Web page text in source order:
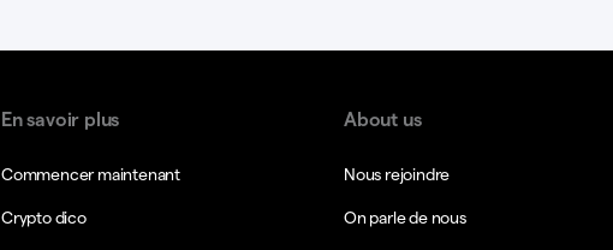
En savoir plus
Commencer maintenant
Crypto dico
About us
Nous rejoindre
On parle de nous